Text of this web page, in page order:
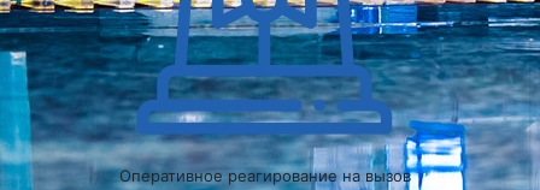
Оперативное реагирование на вызов